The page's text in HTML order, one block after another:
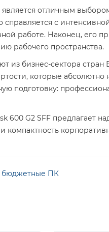
отличным
справляется с
работе. Наконец, его
рабочего пространства.
из бизнес-сектора
которые
подготовку:
600 G2 SFF предлагает
компактность
бюджетные ПК